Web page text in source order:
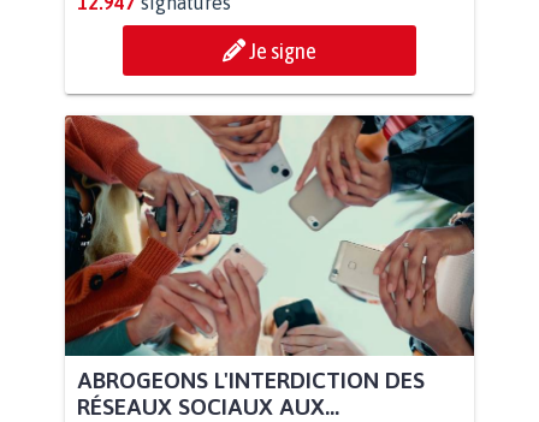
Je signe
ABROGEONS L'INTERDICTION DES
RÉSEAUX SOCIAUX AUX...